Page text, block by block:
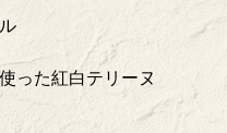
った紅白テリーヌ